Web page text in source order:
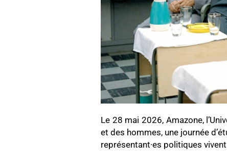
Le 28 mai 2026, Amazone,
et des hommes, une journée
représentant·es politiques